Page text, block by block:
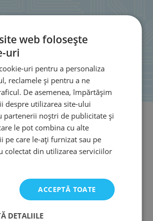
web folosește
uri
uri pentru a personaliza
reclamele și pentru a ne
De asemenea, împărtășim
despre utilizarea site-ului
partenerii noștri de publicitate și
le pot combina cu alte
pe care le-ați furnizat sau pe
colectat din utilizarea serviciilor
ACCEPTĂ TOATE
DETALIILE